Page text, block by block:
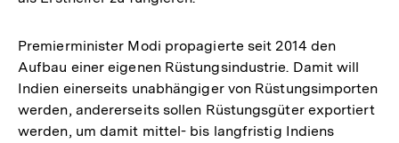
Premierminister Modi propagierte seit 2014 den
Aufbau einer eigenen Rüstungsindustrie. Damit will
Indien einerseits unabhängiger von Rüstungsimporten
werden, andererseits sollen Rüstungsgüter exportiert
werden, um damit mittel- bis langfristig Indiens